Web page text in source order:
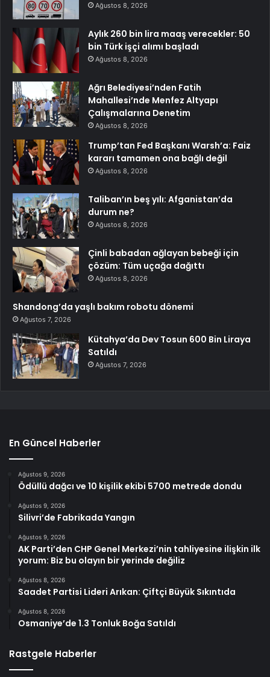
Ağustos 8, 2026
Aylık 260 bin lira maaş verecekler: 50
bin Türk işçi alımı başladı
Ağustos 8, 2026
Ağrı Belediyesi’nden Fatih
Mahallesi’nde Menfez Altyapı
Çalışmalarına Denetim
Ağustos 8, 2026
Trump’tan Fed Başkanı Warsh’a: Faiz
kararı tamamen ona bağlı değil
Ağustos 8, 2026
Taliban’ın beş yılı: Afganistan’da
durum ne?
Ağustos 8, 2026
Çinli babadan ağlayan bebeği için
çözüm: Tüm uçağa dağıttı
Ağustos 8, 2026
Shandong’da yaşlı bakım robotu dönemi
Ağustos 7, 2026
Kütahya’da Dev Tosun 600 Bin Liraya
Satıldı
Ağustos 7, 2026
En Güncel Haberler
Ağustos 9, 2026
Ödüllü dağcı ve 10 kişilik ekibi 5700 metrede dondu
Ağustos 9, 2026
Silivri’de Fabrikada Yangın
Ağustos 9, 2026
AK Parti’den CHP Genel Merkezi’nin tahliyesine ilişkin ilk
yorum: Biz bu olayın bir yerinde değiliz
Ağustos 8, 2026
Saadet Partisi Lideri Arıkan: Çiftçi Büyük Sıkıntıda
Ağustos 8, 2026
Osmaniye’de 1.3 Tonluk Boğa Satıldı
Rastgele Haberler